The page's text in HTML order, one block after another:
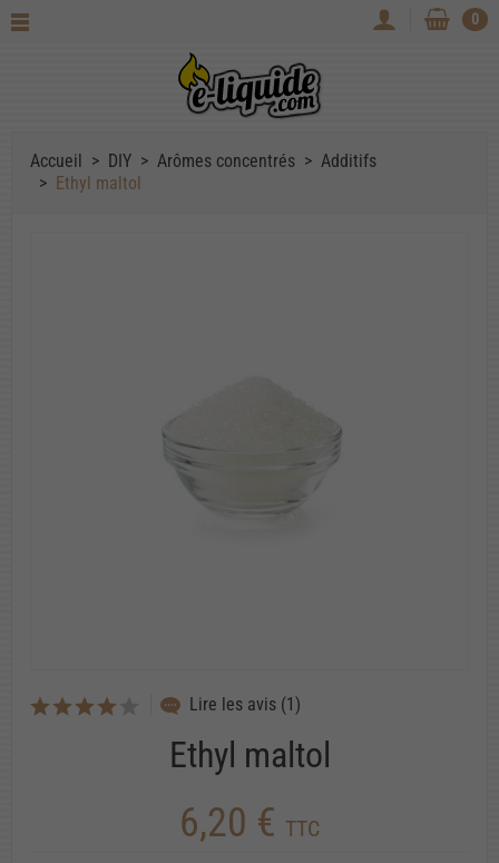
0
Accueil DIY Arômes concentrés
Additifs
Ethyl maltol
Lire les avis (1)
Ethyl maltol
6,20 € TTC